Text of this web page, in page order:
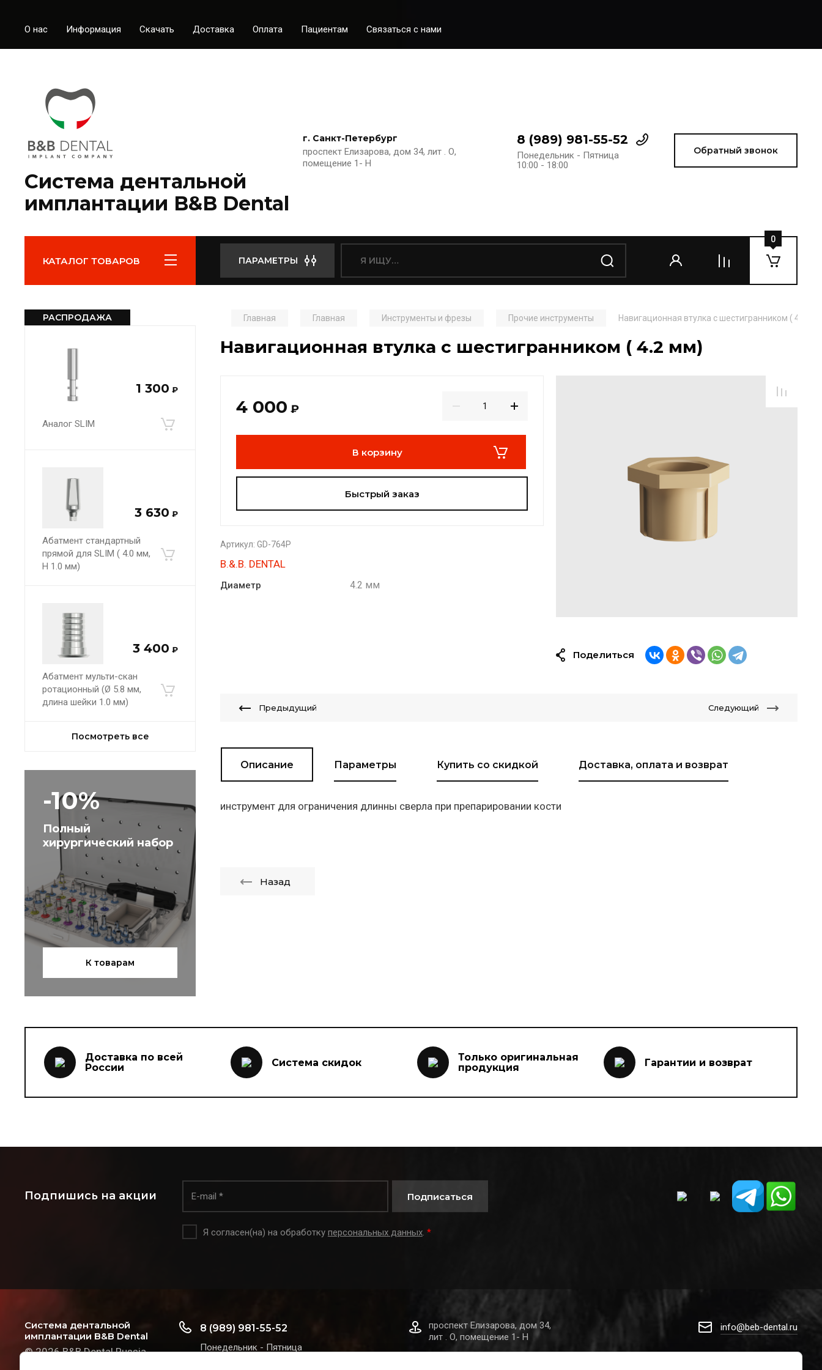
О нас Информация Скачать Доставка Оплата Пациентам Связаться с нами
Система дентальной
имплантации B&B Dental
г. Санкт-Петербург
проспект Елизарова, дом 34, лит . О,
помещение 1- Н
8 (989) 981-55-52
Понедельник - Пятница
10:00 - 18:00
Обратный звонок
КАТАЛОГ ТОВАРОВ ПАРАМЕТРЫ
0
РАСПРОДАЖА
1 300 ₽
Аналог SLIM
3 630 ₽
Абатмент стандартный
прямой для SLIM ( 4.0 мм,
H 1.0 мм)
3 400 ₽
Абатмент мульти-скан
ротационный (Ø 5.8 мм,
длина шейки 1.0 мм)
Посмотреть все
-10%
Полный
хирургический набор
К товарам
Главная Главная Инструменты и фрезы Прочие инструменты Навигационная втулка с шестигранником ( 4.2
Навигационная втулка с шестигранником ( 4.2 мм)
4 000 ₽
В корзину
Быстрый заказ
Артикул: GD-764P
B.&.B. DENTAL
Диаметр 4.2 мм
Поделиться
Предыдущий Следующий
Описание Параметры Купить со скидкой Доставка, оплата и возврат
инструмент для ограничения длинны сверла при препарировании кости
Назад
Доставка по всей
России
Система скидок
Только оригинальная
продукция
Гарантии и возврат
Подпишись на акции
Я согласен(на) на обработку персональных данных. *
Подписаться
Система дентальной
имплантации B&B Dental
© 2026 B&B Dental Russia
8 (989) 981-55-52
Понедельник - Пятница
проспект Елизарова, дом 34,
лит . О, помещение 1- Н
info@beb-dental.ru